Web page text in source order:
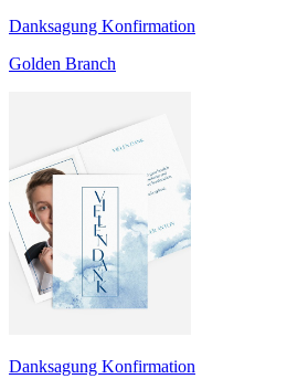
Danksagung Konfirmation
Golden Branch
Danksagung Konfirmation